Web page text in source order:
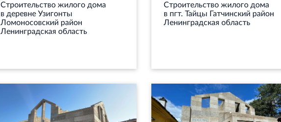
Строительство жилого дома
в деревне Узигонты
Ломоносовский район
Ленинградская область
Строительство жилого дома
в пгт. Тайцы Гатчинский район
Ленинградская область